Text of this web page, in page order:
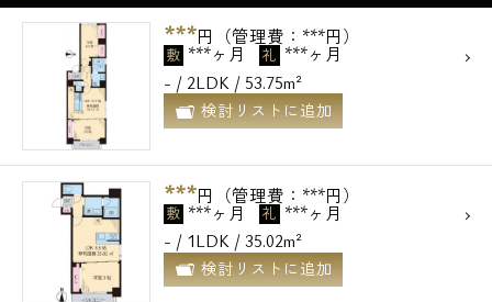
***円（管理費：***円）
敷 ***ヶ月 礼 ***ヶ月
- / 2LDK / 53.75m²
検討リストに追加
***円（管理費：***円）
敷 ***ヶ月 礼 ***ヶ月
- / 1LDK / 35.02m²
検討リストに追加